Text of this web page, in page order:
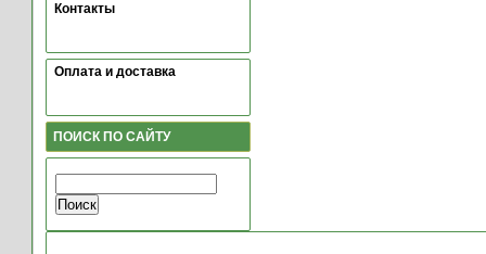
Контакты
Оплата и доставка
ПОИСК ПО САЙТУ